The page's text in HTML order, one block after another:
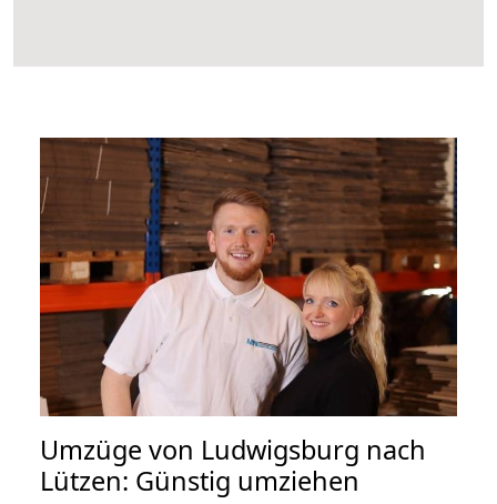
Umzüge von Ludwigsburg nach
Lützen: Günstig umziehen